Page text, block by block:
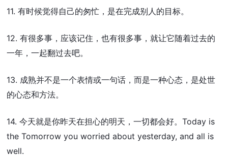
11. 有时候觉得自己的匆忙，是在完成别人的目标。
12. 有很多事，应该记住，也有很多事，就让它随着过去的
一年，一起翻过去吧。
13. 成熟并不是一个表情或一句话，而是一种心态，是处世
的心态和方法。
14. 今天就是你昨天在担心的明天，一切都会好。Today is
the Tomorrow you worried about yesterday, and all is
well.